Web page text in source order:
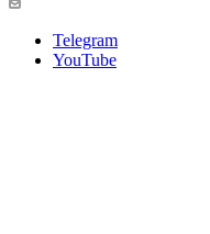
Telegram
YouTube